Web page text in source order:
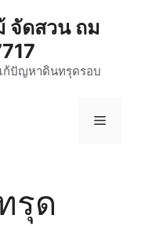
จัดสวน ถม
ก้ปัญหาดินทรุดรอบ
Menu
รุด